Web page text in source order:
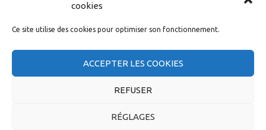
cookies
Ce site utilise des cookies pour optimiser son fonctionnement.
ACCEPTER LES COOKIES
REFUSER
RÉGLAGES
RESTER EN CONTACT